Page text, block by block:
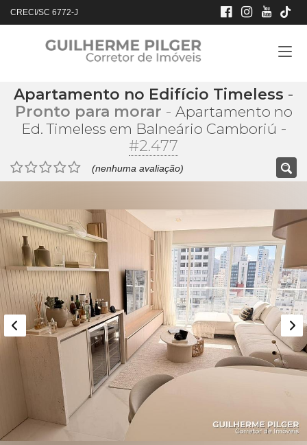
CRECI/SC 6772-J
Apartamento no Edifício Timeless -
Pronto para morar - Apartamento no
Ed. Timeless em Balneário Camboriú -
#2.477
(nenhuma avaliação)